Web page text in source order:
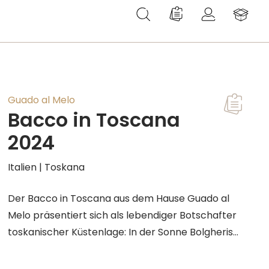
Du hast 0 Produkte
Guado al Melo
Bacco in Toscana
2024
Italien | Toskana
Der Bacco in Toscana aus dem Hause Guado al
Melo präsentiert sich als lebendiger Botschafter
toskanischer Küstenlage: In der Sonne Bolgheris